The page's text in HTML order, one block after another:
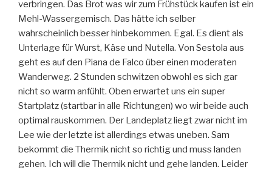
verbringen. Das Brot was wir zum Frühstück kaufen ist ein
Mehl-Wassergemisch. Das hätte ich selber
wahrscheinlich besser hinbekommen. Egal. Es dient als
Unterlage für Wurst, Käse und Nutella. Von Sestola aus
geht es auf den Piana de Falco über einen moderaten
Wanderweg. 2 Stunden schwitzen obwohl es sich gar
nicht so warm anfühlt. Oben erwartet uns ein super
Startplatz (startbar in alle Richtungen) wo wir beide auch
optimal rauskommen. Der Landeplatz liegt zwar nicht im
Lee wie der letzte ist allerdings etwas uneben. Sam
bekommt die Thermik nicht so richtig und muss landen
gehen. Ich will die Thermik nicht und gehe landen. Leider